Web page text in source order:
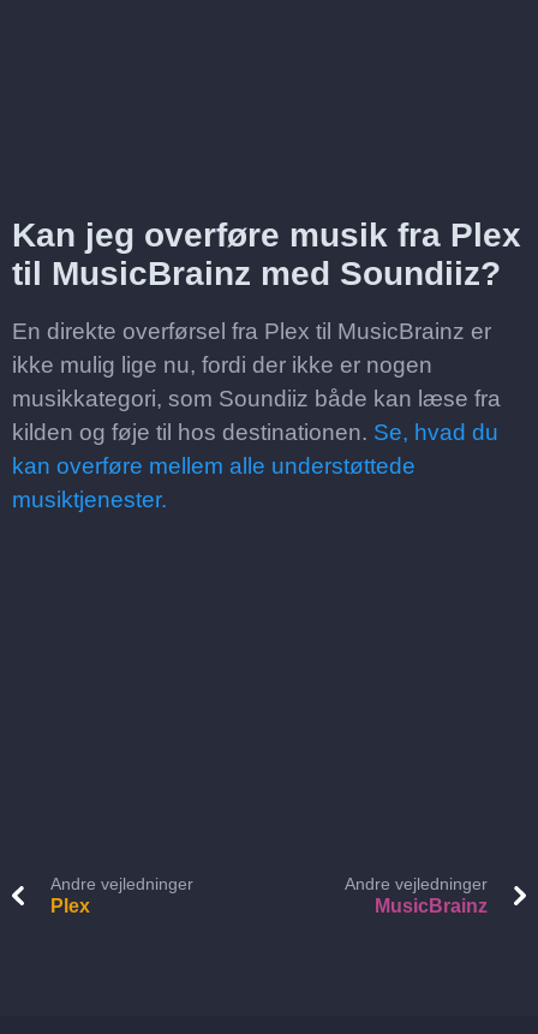
Kan jeg overføre musik fra Plex
til MusicBrainz med Soundiiz?
En direkte overførsel fra Plex til MusicBrainz er
ikke mulig lige nu, fordi der ikke er nogen
musikkategori, som Soundiiz både kan læse fra
kilden og føje til hos destinationen. Se, hvad du
kan overføre mellem alle understøttede
musiktjenester.
Andre vejledninger
Plex
Andre vejledninger
MusicBrainz